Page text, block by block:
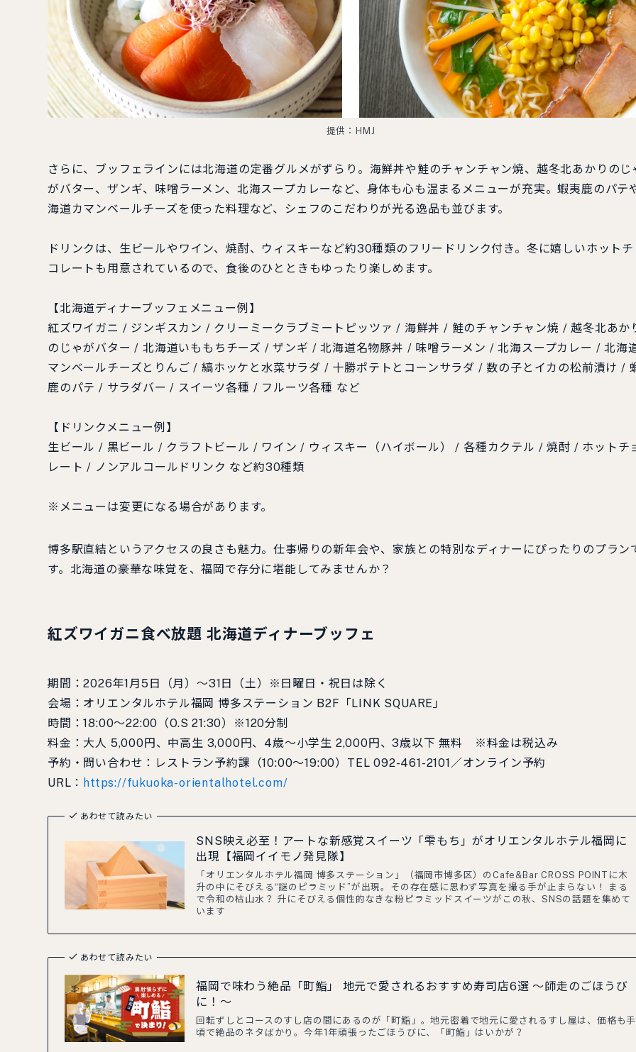
提供：HMJ
さらに、ブッフェラインには北海道の定番グルメがずらり。海鮮丼や鮭のチャンチャン焼、越冬北あかりのじ
がバター、ザンギ、味噌ラーメン、北海スープカレーなど、身体も心も温まるメニューが充実。蝦夷鹿のパテ
海道カマンベールチーズを使った料理など、シェフのこだわりが光る逸品も並びます。
ドリンクは、生ビールやワイン、焼酎、ウィスキーなど約30種類のフリードリンク付き。冬に嬉しいホット
コレートも用意されているので、食後のひとときもゆったり楽しめます。
【北海道ディナーブッフェメニュー例】
紅ズワイガニ / ジンギスカン / クリーミークラブミートピッツァ / 海鮮丼 / 鮭のチャンチャン焼 / 越冬北あか
のじゃがバター / 北海道いももちチーズ / ザンギ / 北海道名物豚丼 / 味噌ラーメン / 北海スープカレー / 北海
マンベールチーズとりんご / 縞ホッケと水菜サラダ / 十勝ポテトとコーンサラダ / 数の子とイカの松前漬け /
鹿のパテ / サラダバー / スイーツ各種 / フルーツ各種 など
【ドリンクメニュー例】
生ビール / 黒ビール / クラフトビール / ワイン / ウィスキー（ハイボール） / 各種カクテル / 焼酎 / ホットチ
レート / ノンアルコールドリンク など約30種類
※メニューは変更になる場合があります。
博多駅直結というアクセスの良さも魅力。仕事帰りの新年会や、家族との特別なディナーにぴったりのプラン
す。北海道の豪華な味覚を、福岡で存分に堪能してみませんか？
紅ズワイガニ食べ放題 北海道ディナーブッフェ
期間：2026年1月5日（月）～31日（土）※日曜日・祝日は除く
会場：オリエンタルホテル福岡 博多ステーション B2F「LINK SQUARE」
時間：18:00～22:00（O.S 21:30）※120分制
料金：大人 5,000円、中高生 3,000円、4歳～小学生 2,000円、3歳以下 無料 ※料金は税込み
予約・問い合わせ：レストラン予約課（10:00～19:00）TEL 092-461-2101／オンライン予約
URL： https://fukuoka-orientalhotel.com/
あわせて読みたい
SNS映え必至！アートな新感覚スイーツ「雫もち」がオリエンタルホテル福岡に
出現【福岡イイモノ発見隊】
「オリエンタルホテル福岡 博多ステーション」（福岡市博多区）のCafe&Bar CROSS POINTに木
升の中にそびえる“謎のピラミッド”が出現。その存在感に思わず写真を撮る手が止まらない！ まる
で令和の枯山水？ 升にそびえる個性的なきな粉ピラミッドスイーツがこの秋、SNSの話題を集めて
います
あわせて読みたい
福岡で味わう絶品「町鮨」 地元で愛されるおすすめ寿司店6選 〜師走のごほうび
に！〜
回転ずしとコースのすし店の間にあるのが「町鮨」。地元密着で地元に愛されるすし屋は、価格も手
頃で絶品のネタばかり。今年1年頑張ったごほうびに、「町鮨」はいかが？